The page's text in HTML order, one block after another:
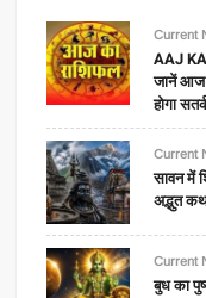
Current
AAJ
जानें आज
होगा
Current
सावन में
अद्भुत
Current
बुध का